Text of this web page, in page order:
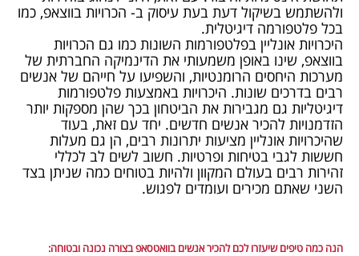
ולהשתמש בשיקול דעת בעת עיסוק ב- הכרויות בווצאפ, כמו
בכל פלטפורמה דיגיטלית.
היכרויות אונליין בפלטפורמות השונות כמו גם הכרויות
בווצאפ, שינו באופן משמעותי את הדינמיקה החברתית של
מערכות היחסים הרומנטיות, והשפיעו על חייהם של אנשים
רבים בדרכים שונות. היכרויות באמצעות פלטפורמות
דיגיטליות גם מגבירות את הביטחון בכך שהן מספקות יותר
הזדמנויות להכיר אנשים חדשים. יחד עם זאת, בעוד
שהיכרויות אונליין מציעות יתרונות רבים, הן גם מעלות
חששות לגבי בטיחות ופרטיות. חשוב לשים לב לכללי
זהירות רבים בעולם המקוון ולהיות בטוחים כמה שניתן בצד
השני שאתם מכירים ועומדים לפגוש.
הנה כמה טיפים שיעזרו לכם להכיר אנשים בוואטסאפ בצורה נכונה ובטוחה: